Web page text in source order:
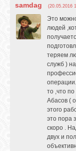
ОБЪЯВЛЕНИЯ
ВОПРОСЫ /
samdag (20.05.2016
Это
людей
теряем
служб )
то ,что
Абасов (
этого
это пора
скоро .
двух и